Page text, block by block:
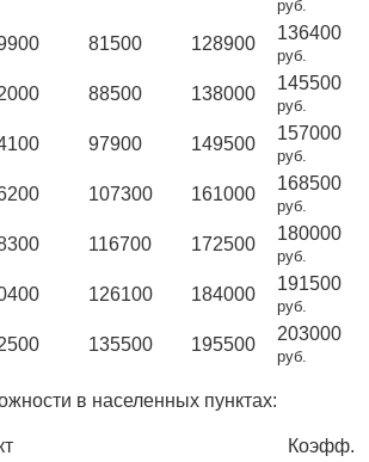
руб.
81500 128900
136400
руб.
88500 138000
145500
руб.
97900 149500
157000
руб.
107300 161000
168500
руб.
116700 172500
180000
руб.
126100 184000
191500
руб.
135500 195500
203000
руб.
в населенных пунктах:
Коэфф.